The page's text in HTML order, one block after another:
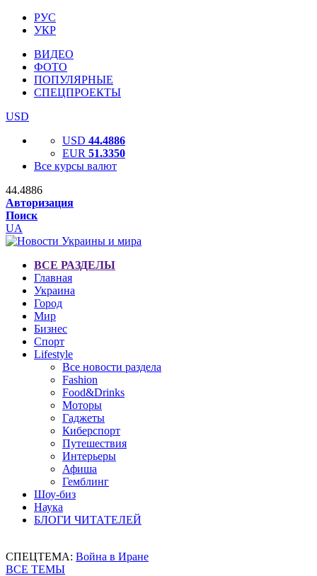
РУС
УКР
ВИДЕО
ФОТО
ПОПУЛЯРНЫЕ
СПЕЦПРОЕКТЫ
USD
USD 44.4886
EUR 51.3350
Все курсы валют
44.4886
Авторизация
Поиск
UA
ВСЕ РАЗДЕЛЫ
Главная
Украина
Город
Мир
Бизнес
Спорт
Lifestyle
Все новости раздела
Fashion
Food&Drinks
Моторы
Гаджеты
Киберспорт
Путешествия
Интерьеры
Афиша
Гемблинг
Шоу-биз
Наука
БЛОГИ ЧИТАТЕЛЕЙ
СПЕЦТЕМА: Война в Иране
ВСЕ ТЕМЫ